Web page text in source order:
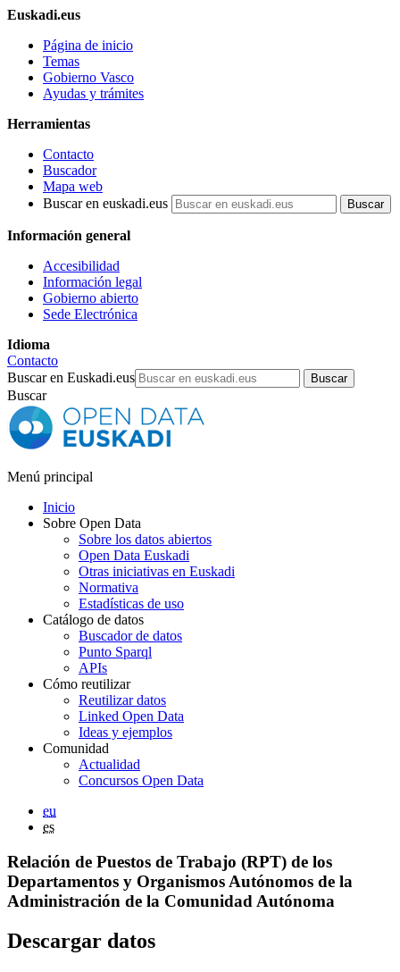
Euskadi.eus
Página de inicio
Temas
Gobierno Vasco
Ayudas y trámites
Herramientas
Contacto
Buscador
Mapa web
Buscar en euskadi.eus
Información general
Accesibilidad
Información legal
Gobierno abierto
Sede Electrónica
Idioma
Contacto
Buscar en Euskadi.eus
Buscar
Menú principal
Inicio
Sobre Open Data
Sobre los datos abiertos
Open Data Euskadi
Otras iniciativas en Euskadi
Normativa
Estadísticas de uso
Catálogo de datos
Buscador de datos
Punto Sparql
APIs
Cómo reutilizar
Reutilizar datos
Linked Open Data
Ideas y ejemplos
Comunidad
Actualidad
Concursos Open Data
eu
es
Relación de Puestos de Trabajo (RPT) de los
Departamentos y Organismos Autónomos de la
Administración de la Comunidad Autónoma
Descargar datos